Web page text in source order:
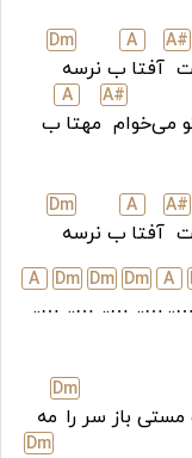
A#
آفتا
A
ب نرسه
Dm
می‌خوام
A#
مهتا
A
ب
A#
آفتا
A
ب نرسه
Dm
…..
A
…..
Dm
…..
Dm
…..
Dm
…..
A
باز سر را
Dm
مه
Dm